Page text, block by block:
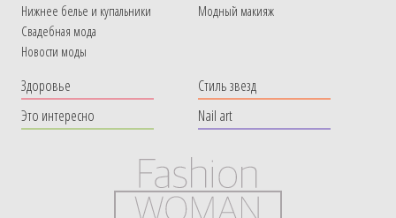
Нижнее белье и купальники
Свадебная мода
Новости моды
Модный макияж
Здоровье
Это интересно
Стиль звезд
Nail art